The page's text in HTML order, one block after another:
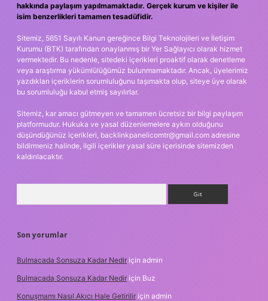
hakkında paylaşım yapılmamaktadır. Gerçek kurum ve kişiler ile
isim benzerlikleri tamamen tesadüfidir.
Sitemiz, 5651 Sayılı Kanun gereğince Bilgi Teknolojileri ve İletişim
Kurumu (BTK) tarafından onaylanmış bir Yer Sağlayıcı olarak hizmet
vermektedir. Bu nedenle, sitedeki içerikleri proaktif olarak denetleme
veya araştırma yükümlülüğümüz bulunmamaktadır. Ancak, üyelerimiz
yazdıkları içeriklerin sorumluluğunu taşımakta olup, siteye üye olarak
bu sorumluluğu kabul etmiş sayılırlar.
Sitemiz, kar amacı gütmeyen ve tamamen ücretsiz bir bilgi paylaşım
platformudur. Hukuka ve yasal düzenlemelere aykırı olduğunu
düşündüğünüz içerikleri, backlinkpanelicomtr@gmail.com adresine
bildirmeniz halinde, ilgili içerikler yasal süre içerisinde sitemizden
kaldırılacaktır.
Son yorumlar
Bulmacada Sonsuza Kadar Nedir için admin
Bulmacada Sonsuza Kadar Nedir için Buz
Konuşmamı Nasıl Akıcı Hale Getirilir için admin